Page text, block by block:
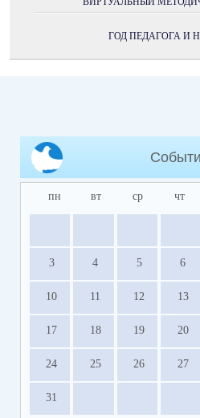
ГОД ПЕДАГОГА И
пн вт ср чт
3 4 5 6
10 11 12 13
17 18 19 20
24 25 26 27
31